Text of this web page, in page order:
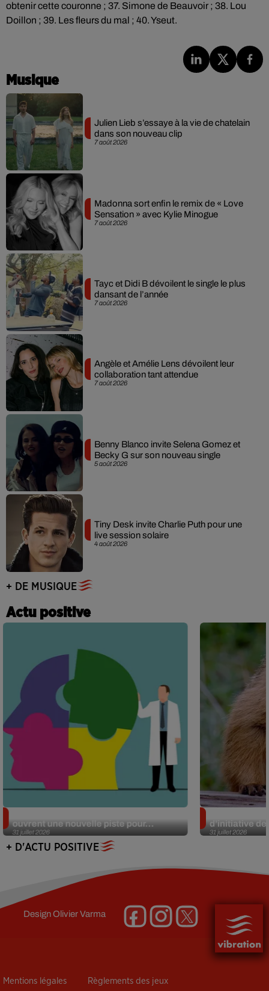
obtenir cette couronne ; 37. Simone de Beauvoir ; 38. Lou
Doillon ; 39. Les fleurs du mal ; 40. Yseut.
Musique
7 août 2026
Julien Lieb s’essaye à la vie de chatelain
dans son nouveau clip
7 août 2026
Madonna sort enfin le remix de « Love
Sensation » avec Kylie Minogue
7 août 2026
Tayc et Didi B dévoilent le single le plus
dansant de l’année
7 août 2026
Angèle et Amélie Lens dévoilent leur
collaboration tant attendue
5 août 2026
Benny Blanco invite Selena Gomez et
Becky G sur son nouveau single
4 août 2026
Tiny Desk invite Charlie Puth pour une
live session solaire
+ DE MUSIQUE
Actu positive
31 juillet 2026
ouvrent une nouvelle piste pour...
31 juillet 2026
d’initiative
+ D'ACTU POSITIVE
DesignOlivier Varma
Mentions légales Règlements des jeux